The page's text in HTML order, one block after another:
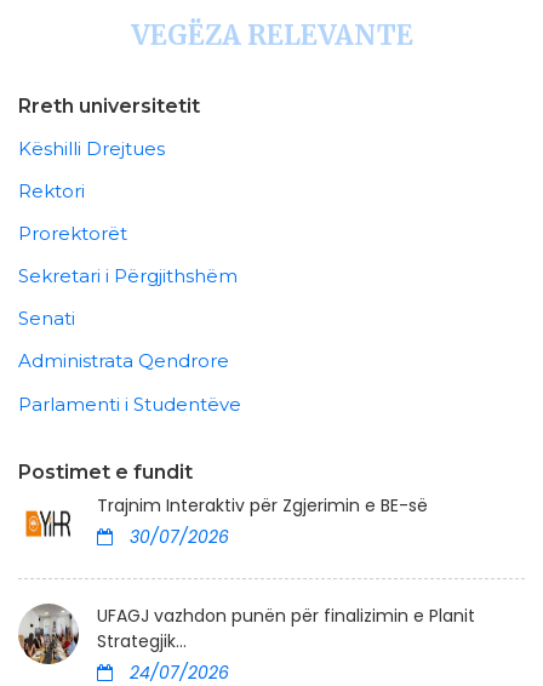
VEGËZA RELEVANTE
Rreth universitetit
Këshilli Drejtues
Rektori
Prorektorët
Sekretari i Përgjithshëm
Senati
Administrata Qendrore
Parlamenti i Studentëve
Postimet e fundit
Trajnim Interaktiv për Zgjerimin e BE-së
30/07/2026
UFAGJ vazhdon punën për finalizimin e Planit
Strategjik...
24/07/2026